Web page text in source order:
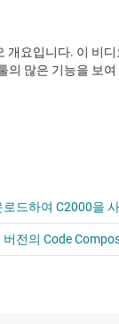
개요입니다. 이 비
의 많은 기능을 보
로드하여 C2000을
전의 Code